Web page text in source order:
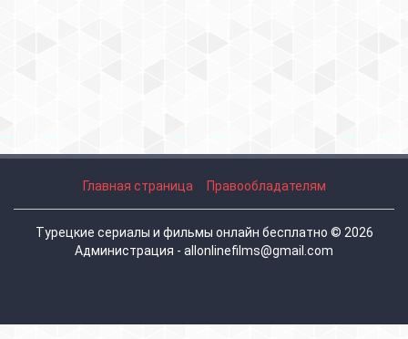
Главная страница Правообладателям
Турецкие сериалы и фильмы онлайн бесплатно © 2026
Администрация - allonlinefilms@gmail.com